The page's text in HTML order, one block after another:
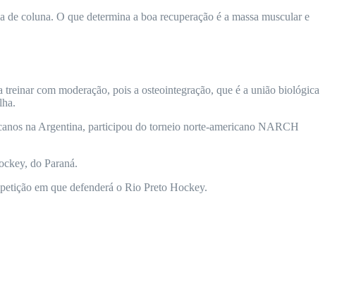
coluna. O que determina a boa recuperação é a massa muscular e
com moderação, pois a osteointegração, que é a união biológica
na Argentina, participou do torneio norte-americano NARCH
do Paraná.
em que defenderá o Rio Preto Hockey.